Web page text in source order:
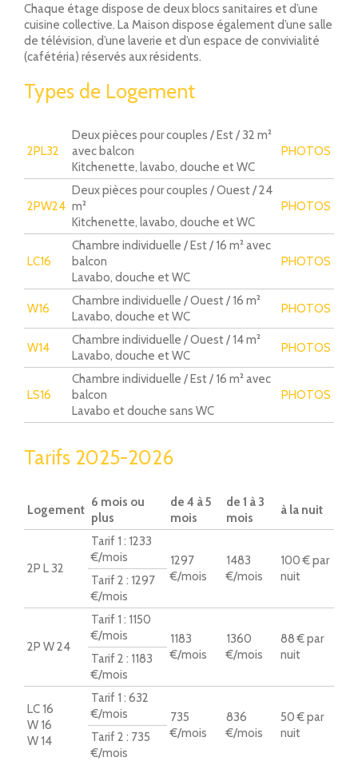
Chaque étage dispose de deux blocs sanitaires et d’une
cuisine collective. La Maison dispose également d’une salle
de télévision, d’une laverie et d’un espace de convivialité
(cafétéria) réservés aux résidents.
Types de Logement
2PL32
Deux pièces pour couples / Est / 32 m²
avec balcon
Kitchenette, lavabo, douche et WC
PHOTOS
2PW24
Deux pièces pour couples / Ouest / 24
m²
Kitchenette, lavabo, douche et WC
PHOTOS
LC16
Chambre individuelle / Est / 16 m² avec
balcon
Lavabo, douche et WC
PHOTOS
W16
Chambre individuelle / Ouest / 16 m²
Lavabo, douche et WC
PHOTOS
W14
Chambre individuelle / Ouest / 14 m²
Lavabo, douche et WC
PHOTOS
LS16
Chambre individuelle / Est / 16 m² avec
balcon
Lavabo et douche sans WC
PHOTOS
Tarifs 2025-2026
Logement
6 mois ou
plus
de 4 à 5
mois
de 1 à 3
mois
à la nuit
2P L 32
Tarif 1 : 1233
€/mois
1297
€/mois
1483
€/mois
100 € par
nuit
Tarif 2 : 1297
€/mois
2P W 24
Tarif 1 : 1150
€/mois
1183
€/mois
1360
€/mois
88 € par
nuit
Tarif 2 : 1183
€/mois
LC 16
W 16
W 14
Tarif 1 : 632
€/mois
735
€/mois
836
€/mois
50 € par
nuit
Tarif 2 : 735
€/mois